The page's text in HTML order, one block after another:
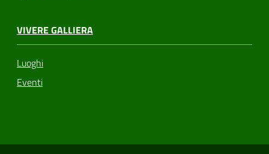
VIVERE GALLIERA
Luoghi
Eventi